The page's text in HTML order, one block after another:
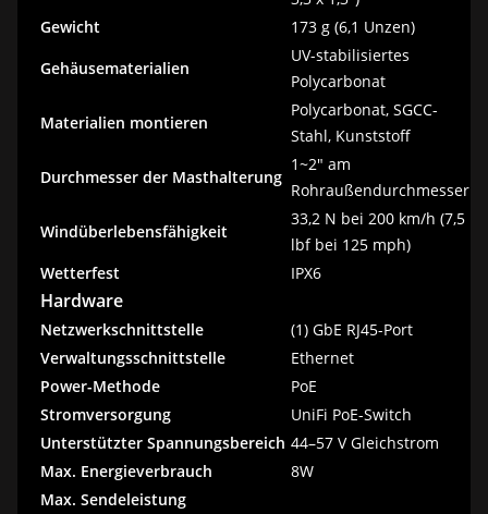
Gewicht
173 g (6,1 Unzen)
Gehäusematerialien
UV-stabilisiertes
Polycarbonat
Materialien montieren
Polycarbonat, SGCC-
Stahl, Kunststoff
Durchmesser der Masthalterung
1~2" am
Rohraußendurchmesser
Windüberlebensfähigkeit
33,2 N bei 200 km/h (7,5
lbf bei 125 mph)
Wetterfest
IPX6
Hardware
Netzwerkschnittstelle
(1) GbE RJ45-Port
Verwaltungsschnittstelle
Ethernet
Power-Methode
PoE
Stromversorgung
UniFi PoE-Switch
Unterstützter Spannungsbereich 44–57 V Gleichstrom
Max. Energieverbrauch
8W
Max. Sendeleistung